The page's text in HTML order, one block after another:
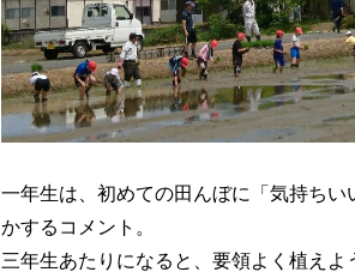
一年生は、初めての田んぼに「気持ち
かするコメント。
三年生あたりになると、要領よく植え